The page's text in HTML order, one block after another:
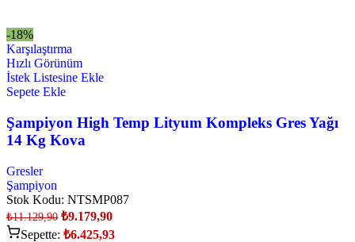
-18%
Karşılaştırma
Hızlı Görünüm
İstek Listesine Ekle
Sepete Ekle
Şampiyon High Temp Lityum Kompleks Gres Yağı
14 Kg Kova
Gresler
Şampiyon
Stok Kodu: NTSMP087
₺11.129,90 ₺9.179,90
Sepette: ₺6.425,93